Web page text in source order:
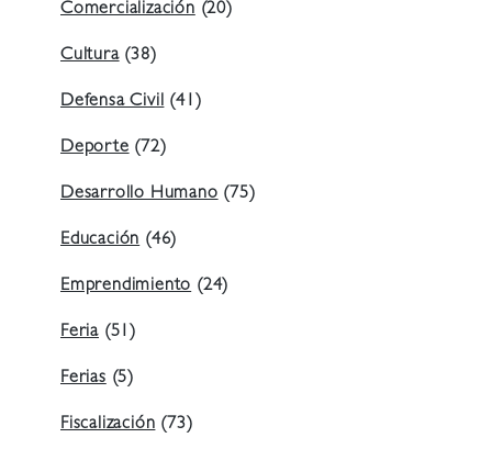
Comercialización(20)
Cultura(38)
Defensa Civil(41)
Deporte(72)
Desarrollo Humano(75)
Educación(46)
Emprendimiento(24)
Feria (51)
Ferias(5)
Fiscalización(73)